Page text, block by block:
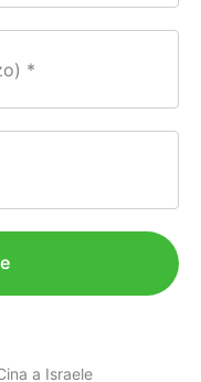
a Israele